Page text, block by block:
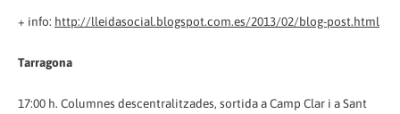
+ info: http://lleidasocial.blogspot.com.es/2013/02/blog-post.html
Tarragona
17:00 h. Columnes descentralitzades, sortida a Camp Clar i a Sant